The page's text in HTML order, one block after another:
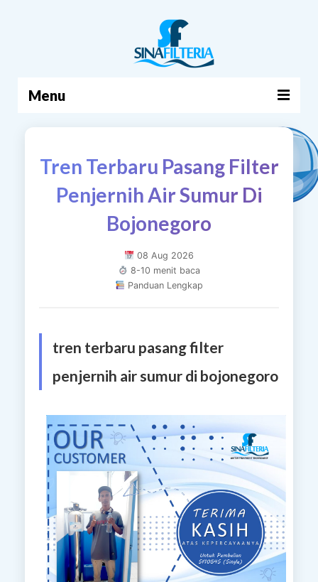
Menu
PRODUK
TENTANG KAMI
Tren Terbaru Pasang Filter
Penjernih Air Sumur Di
Bojonegoro
08 Aug 2026
8-10 menit baca
Panduan Lengkap
tren terbaru pasang filter
penjernih air sumur di bojonegoro